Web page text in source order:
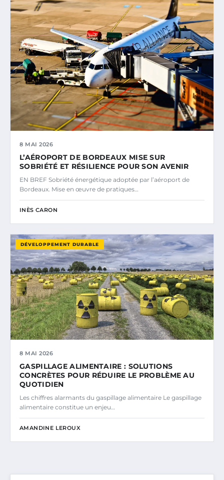
8 MAI 2026
L’AÉROPORT DE BORDEAUX MISE SUR
SOBRIÉTÉ ET RÉSILIENCE POUR SON AVENIR
EN BREF Sobriété énergétique adoptée par l’aéroport de
Bordeaux. Mise en œuvre de pratiques…
INÈS CARON
DÉVELOPPEMENT DURABLE
8 MAI 2026
GASPILLAGE ALIMENTAIRE : SOLUTIONS
CONCRÈTES POUR RÉDUIRE LE PROBLÈME AU
QUOTIDIEN
Les chiffres alarmants du gaspillage alimentaire Le gaspillage
alimentaire constitue un enjeu…
AMANDINE LEROUX